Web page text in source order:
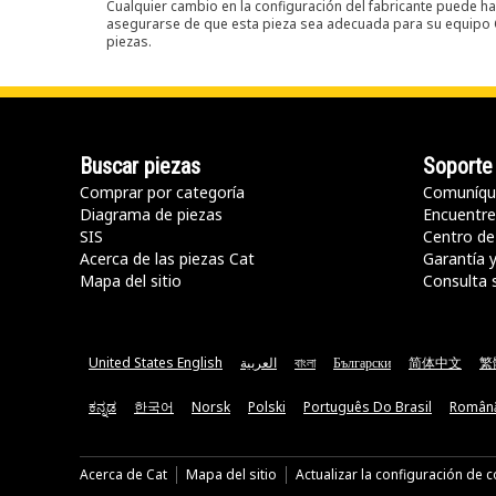
Cualquier cambio en la configuración del fabricante puede
asegurarse de que esta pieza sea adecuada para su
piezas.
Buscar piezas
Comprar por categoría
Diagrama de piezas
SIS
Acerca de las piezas Cat
Mapa del sitio
Soporte
Centro
Garantía
Consulta
United States English العربية বাংলা Български 简体中文 繁
ಕನ್ನಡ 한국어 Norsk Polski Português Do Brasil
Acerca de Cat Mapa del sitio Actualizar la configuración de